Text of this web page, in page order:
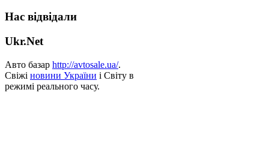
Нас відвідали
Ukr.Net
Авто базар http://avtosale.ua/.
Свіжі новини України і Світу в
режимі реального часу.